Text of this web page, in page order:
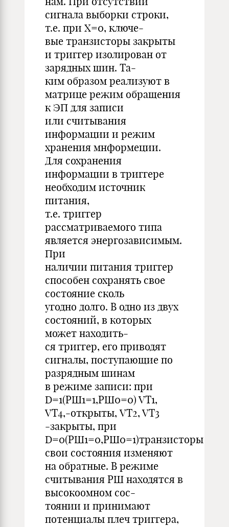
сигнала выборки строки,
т.е. при X=0, ключе-
вые транзисторы закрыты
и триггер изолирован от
зарядных шин. Та-
ким образом реализуют в
матрице режим обращения
к ЭП для записи
или считывания
информации и режим
хранения мнформеции.
Для сохранения
информации в триггере
необходим источник
питания,
т.е. триггер
рассматриваемого типа
является энергозависимым.
При
наличии питания триггер
способен сохранять свое
состояние сколь
угодно долго. В одно из двух
состояний, в которых
может находить-
ся триггер, его приводят
сигналы, поступающие по
разрядным шинам
в режиме записи: при
D=1(РШ1=1,РШ0=0) VT1,
VT4,-открыты, VT2, VT3
-закрыты, при
D=0(РШ1=0,РШ0=1)транзисторы
свои состояния изменяют
на обратные. В режиме
считывания РШ находятся в
высокоомном сос-
тоянии и принимают
потенциалы плеч триггера,